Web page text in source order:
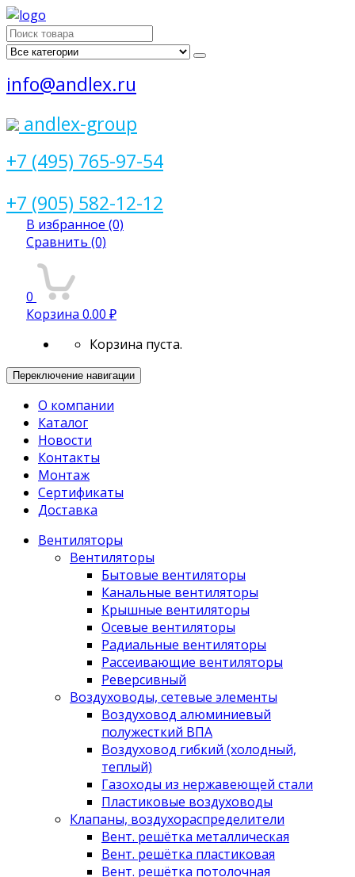
Поиск
для:
info@andlex.ru
andlex-group
+7 (495) 765-97-54
+7 (905) 582-12-12
В избранное (0)
Сравнить (0)
0
Корзина 0.00 ₽
Корзина пуста.
Переключение навигации
О компании
Каталог
Новости
Контакты
Монтаж
Сертификаты
Доставка
Вентиляторы
Вентиляторы
Бытовые вентиляторы
Канальные вентиляторы
Крышные вентиляторы
Осевые вентиляторы
Радиальные вентиляторы
Рассеивающие вентиляторы
Реверсивный
Воздуховоды, сетевые элементы
Воздуховод алюминиевый
полужесткий ВПА
Воздуховод гибкий (холодный,
теплый)
Газоходы из нержавеющей стали
Пластиковые воздуховоды
Клапаны, воздухораспределители
Вент. решётка металлическая
Вент. решётка пластиковая
Вент. решётка потолочная